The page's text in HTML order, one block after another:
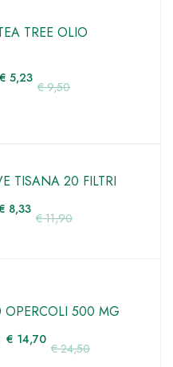
TREE OLIO
€9,50
€ 5,23
TISANA 20 FILTRI
€11,90
8,33
500 MG
€24,50
€ 14,70